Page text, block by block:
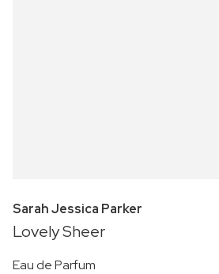
Sarah Jessica Parker
Lovely Sheer
Eau de Parfum